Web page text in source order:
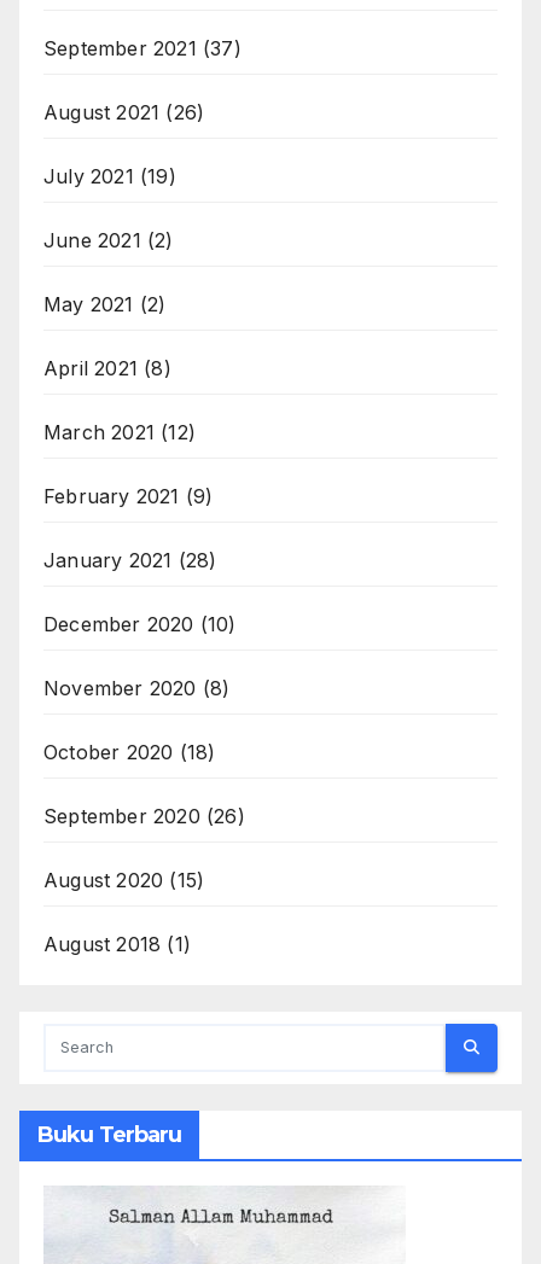
September 2021 (37)
August 2021 (26)
July 2021 (19)
June 2021 (2)
May 2021 (2)
April 2021 (8)
March 2021 (12)
February 2021 (9)
January 2021 (28)
December 2020 (10)
November 2020 (8)
October 2020 (18)
September 2020 (26)
August 2020 (15)
August 2018 (1)
Buku Terbaru